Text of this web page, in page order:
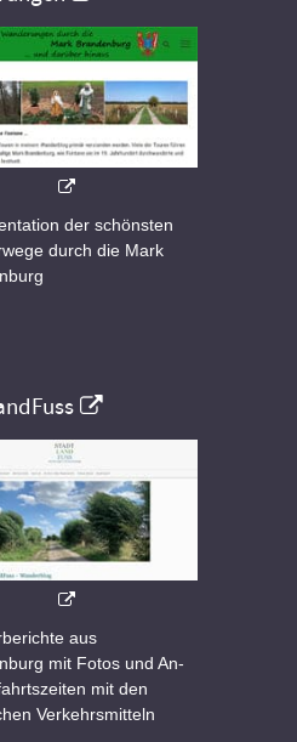
der schönsten
durch die Mark
aus
mit Fotos und An-
mit den
Verkehrsmitteln